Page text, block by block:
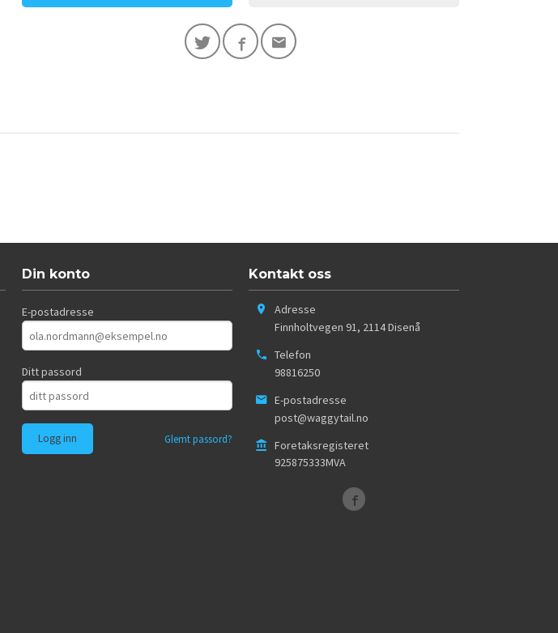
Din konto
E-postadresse
Ditt passord
Glemt passord?
Kontakt oss
Adresse
Finnholtvegen 91, 2114Disenå
Telefon
98816250
E-postadresse
post@waggytail.no
Foretaksregisteret
925875333MVA